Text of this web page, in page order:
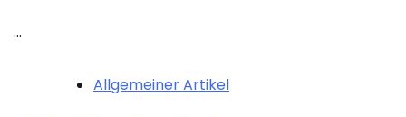
…
Allgemeiner Artikel